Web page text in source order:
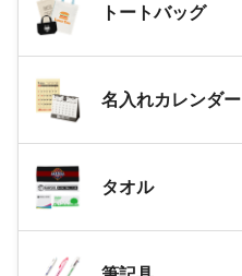
トートバッグ
名入れカレンダー
タオル